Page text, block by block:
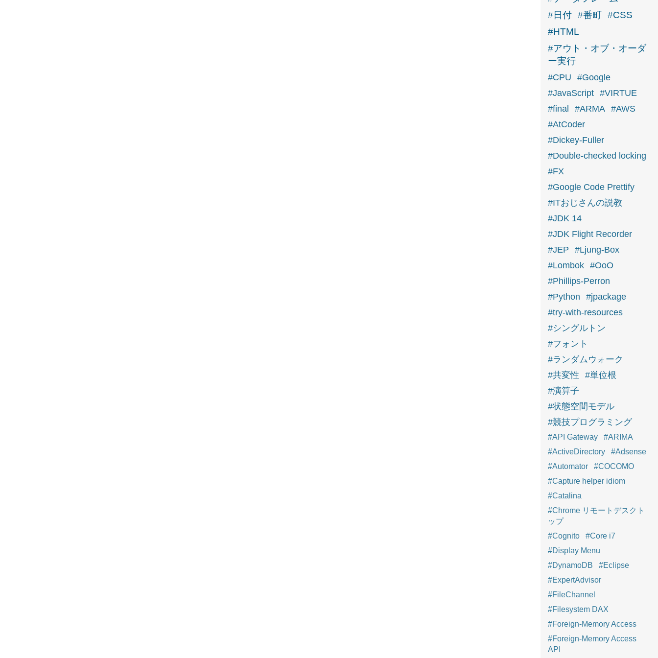
#日付 #番町 #CSS
#HTML
#アウト・オブ・オーダ
ー実行
#CPU
#Google
#JavaScript #VIRTUE
#final
#ARMA #AWS
#AtCoder
#Dickey-Fuller
#Double-checked locking
#FX
#Google Code Prettify
#ITおじさんの説教
#JDK 14
#JDK Flight Recorder
#JEP
#Ljung-Box
#Lombok #OoO
#Phillips-Perron
#Python
#jpackage
#try-with-resources
#シングルトン
#フォント
#ランダムウォーク
#共変性
#単位根
#演算子
#状態空間モデル
#競技プログラミング
#API Gateway
#ARIMA
#ActiveDirectory
#Adsense
#Automator
#COCOMO
#Capture helper idiom
#Catalina
#Chrome リモートデスクト
ップ
#Cognito
#Core i7
#Display Menu
#DynamoDB
#Eclipse
#ExpertAdvisor
#FileChannel
#Filesystem DAX
#Foreign-Memory Access
#Foreign-Memory Access
API